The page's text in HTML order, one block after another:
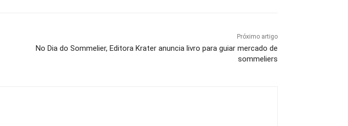
Próximo artigo
No Dia do Sommelier, Editora Krater anuncia livro para guiar mercado de
sommeliers